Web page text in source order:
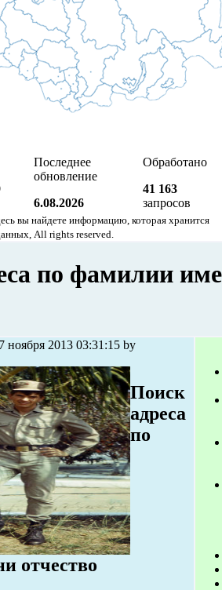
Последнее
обновление
6.08.2026
Обработано
41 163
запросов
вы найдете информацию, которая хранится
All rights reserved.
по фамилии
ноября 2013 03:31:15 by
Поиск
адреса
по
отчество